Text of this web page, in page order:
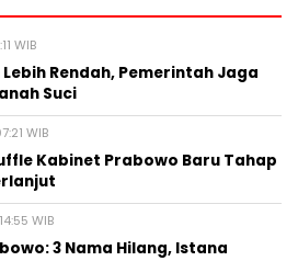
Kabinet Prabowo Baru Tahap
WIB
3 Nama Hilang, Istana
Karena Politik
WIB
Minta Investigasi
WIB